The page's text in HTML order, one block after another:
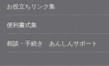
お役立ちリンク集
便利書式集
相談・手続き あんしんサポート